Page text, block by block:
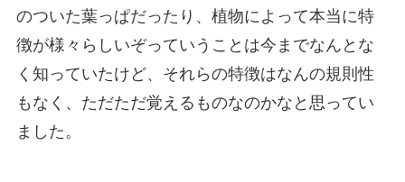
のついた葉っぱだったり、植物によって本当に特
徴が様々らしいぞっていうことは今までなんとな
く知っていたけど、それらの特徴はなんの規則性
もなく、ただただ覚えるものなのかなと思ってい
ました。